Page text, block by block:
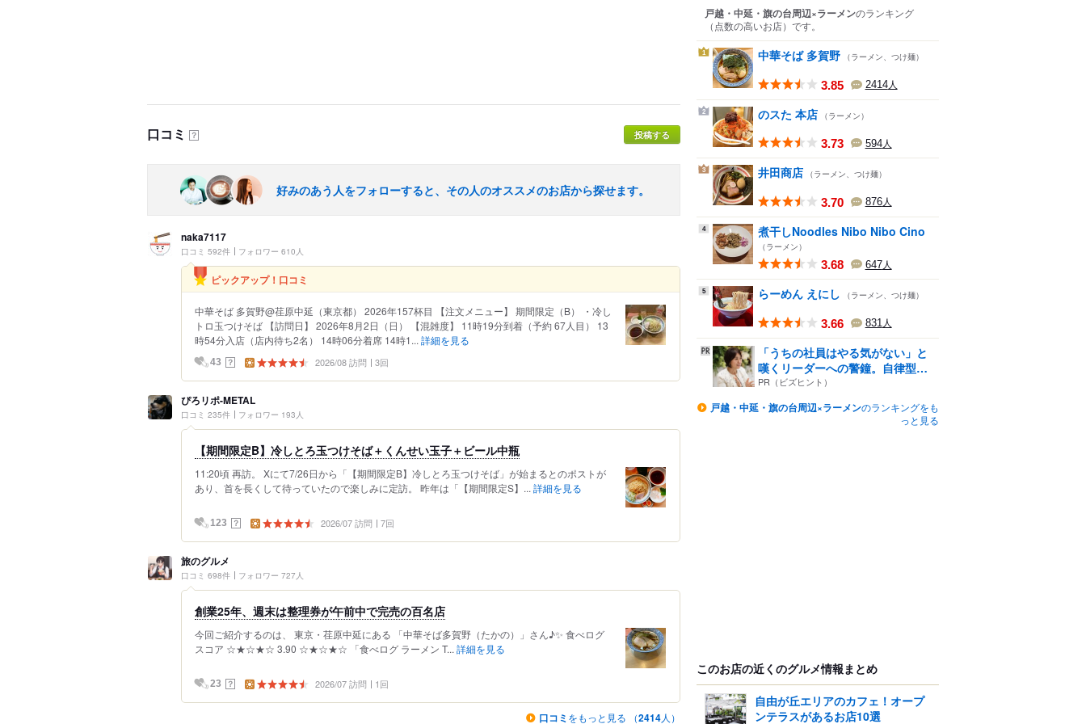
口コミ ？ 投稿する
好みのあう人をフォローすると、その人のオススメのお店から探せます。
naka7117
口コミ 592件 フォロワー 610人
ピックアップ！口コミ
中華そば 多賀野@荏原中延（東京都） 2026年157杯目 【注文メニュー】 期間限定（B） ・冷し
トロ玉つけそば 【訪問日】 2026年8月2日（日） 【混雑度】 11時19分到着（予約 67人目） 13
時54分入店（店内待ち2名） 14時06分着席 14時1... 詳細を見る
43 ？ 2026/08 訪問 3回
ぴろリポ-METAL
口コミ 235件 フォロワー 193人
【期間限定B】冷しとろ玉つけそば＋くんせい玉子＋ビール中瓶
11:20頃 再訪。 Xにて7/26日から「【期間限定B】冷しとろ玉つけそば」が始まるとのポストが
あり、首を長くして待っていたので楽しみに定訪。 昨年は「【期間限定S】... 詳細を見る
123 ？ 2026/07 訪問 7回
旅のグルメ
口コミ 698件 フォロワー 727人
創業25年、週末は整理券が午前中で完売の百名店
今回ご紹介するのは、 東京・荏原中延にある 「中華そば多賀野（たかの）」さん♪✨ 食べログ
スコア ☆★☆★☆ 3.90 ☆★☆★☆ 「食べログ ラーメン T... 詳細を見る
23 ？ 2026/07 訪問 1回
口コミ をもっと見る （2414人）
戸越・中延・旗の台周辺×ラーメンのランキング
（点数の高いお店） です。
1 中華そば 多賀野 （ラーメン、つけ麺）
3.85 2414人
2 のスた 本店 （ラーメン）
3.73 594人
3 井田商店 （ラーメン、つけ麺）
3.70 876人
4 煮干しNoodles Nibo Nibo Cino
（ラーメン）
3.68 647人
5 らーめん えにし （ラーメン、つけ麺）
3.66 831人
「うちの社員はやる気がない」と
嘆くリーダーへの警鐘。自律型
組...
PR（ビズヒント）
戸越・中延・旗の台周辺×ラーメンのランキングをも
っと見る
このお店の近くのグルメ情報まとめ
自由が丘エリアのカフェ！オープ
ンテラスがあるお店10選